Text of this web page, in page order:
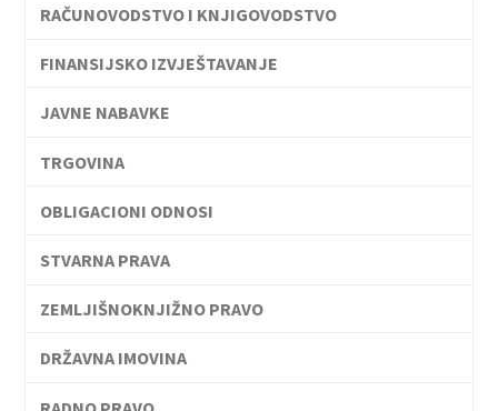
RAČUNOVODSTVO I KNJIGOVODSTVO
FINANSIJSKO IZVJEŠTAVANJE
JAVNE NABAVKE
TRGOVINA
OBLIGACIONI ODNOSI
STVARNA PRAVA
ZEMLJIŠNOKNJIŽNO PRAVO
DRŽAVNA IMOVINA